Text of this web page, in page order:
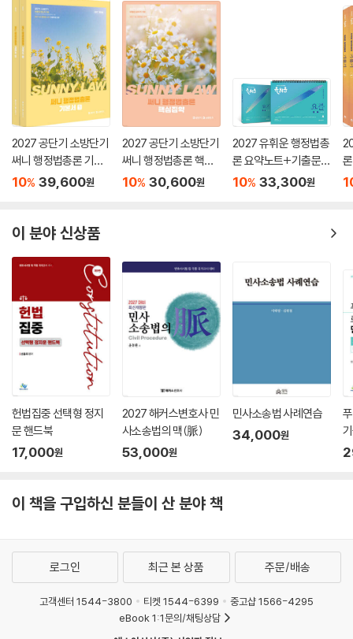
2027 공단기 소방단기
써니 행정법총론 기본
서
10% 39,600원
2027 공단기 소방단기
써니 행정법총론 핵심
집약
10% 30,600원
2027 유휘운 행정법총
론 요약노트+기출문제
(요.플.)
10% 33,300원
이 분야 신상품
헌법집중 선택형 정지
문 핸드북
17,000원
2027 해커스변호사 민
사소송법의 맥(脈)
53,000원
민사소송법 사례연습
34,000원
이 책을 구입하신 분들이 산 분야 책
로그인 최근 본 상품 주문/배송
고객센터 1544-3800 티켓 1544-6399
중고샵 1566-4295
eBook 1:1문의/채팅상담